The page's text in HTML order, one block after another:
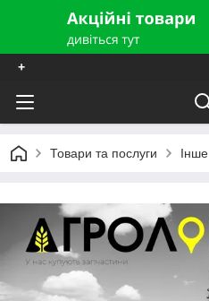
+
Товари та послуги Інше